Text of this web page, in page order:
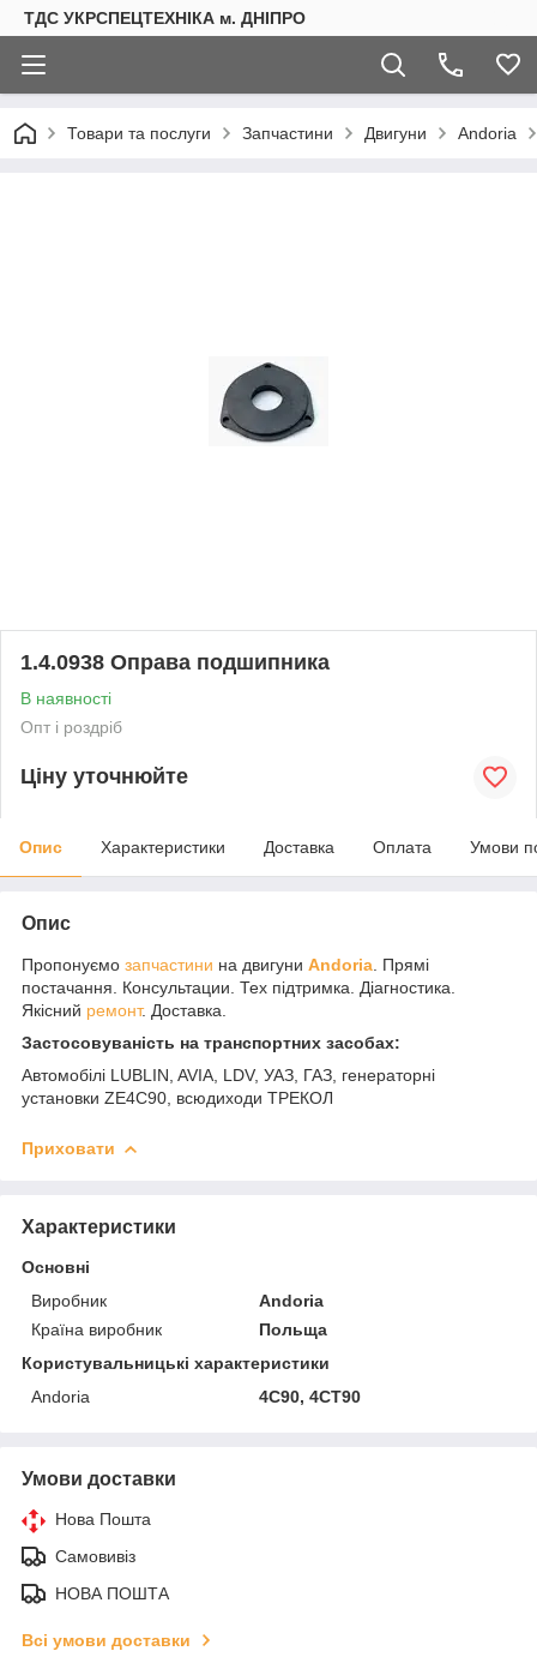
ТДС УКРСПЕЦТЕХНІКА м. ДНІПРО
Товари та послуги Запчастини Двигуни Andoria
1.4.0938 Оправа подшипника
В наявності
Опт і роздріб
Ціну уточнюйте
Опис Характеристики Доставка Оплата Умови
Опис
Пропонуємо запчастини на двигуни Andoria . Прямі
постачання. Консультации. Тех підтримка. Діагностика.
Якісний ремонт. Доставка.
Застосовуваність на транспортних засобах:
Автомобілі LUBLIN, AVIA, LDV, УАЗ, ГАЗ, генераторні
установки ZE4C90, всюдиходи ТРЕКОЛ
Приховати
Характеристики
Основні
Виробник
Andoria
Країна виробник
Польща
Користувальницькі характеристики
Andoria
4С90, 4СТ90
Умови доставки
Нова Пошта
Самовивіз
НОВА ПОШТА
Всі умови доставки